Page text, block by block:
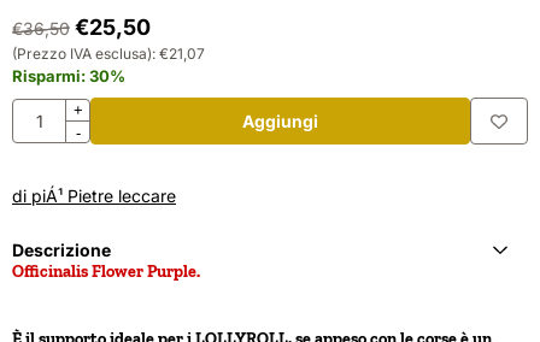
€36,50 €25,50
(Prezzo IVA esclusa): €21,07
Risparmi:30%
Quantità+
-
Aggiungi
di piÁ¹ Pietre leccare
Descrizione
Officinalis Flower Purple.